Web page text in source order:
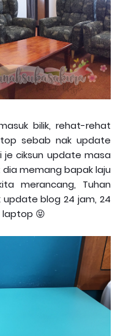
bilik, rehat-rehat
sebab nak update
je ciksun update masa
memang bapak laju
merancang, Tuhan
update blog 24 jam, 24
😝